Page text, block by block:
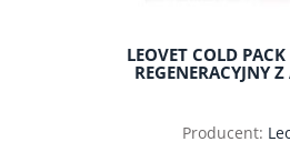
LEOVET COLD PACK
REGENERACYJNY
Producent: